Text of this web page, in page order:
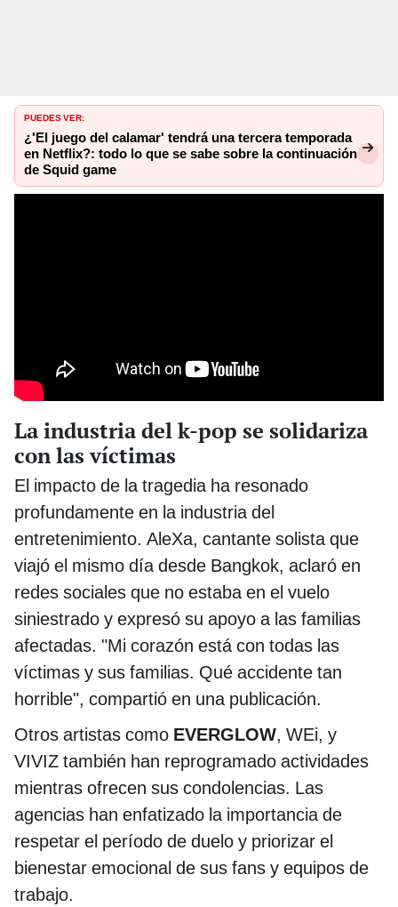
PUEDES VER:
¿'El juego del calamar' tendrá una tercera temporada
en Netflix?: todo lo que se sabe sobre la continuación
de Squid game
La industria del k-pop se solidariza
con las víctimas
El impacto de la tragedia ha resonado
profundamente en la industria del
entretenimiento. AleXa, cantante solista que
viajó el mismo día desde Bangkok, aclaró en
redes sociales que no estaba en el vuelo
siniestrado y expresó su apoyo a las familias
afectadas. "Mi corazón está con todas las
víctimas y sus familias. Qué accidente tan
horrible", compartió en una publicación.
Otros artistas como EVERGLOW, WEi, y
VIVIZ también han reprogramado actividades
mientras ofrecen sus condolencias. Las
agencias han enfatizado la importancia de
respetar el período de duelo y priorizar el
bienestar emocional de sus fans y equipos de
trabajo.